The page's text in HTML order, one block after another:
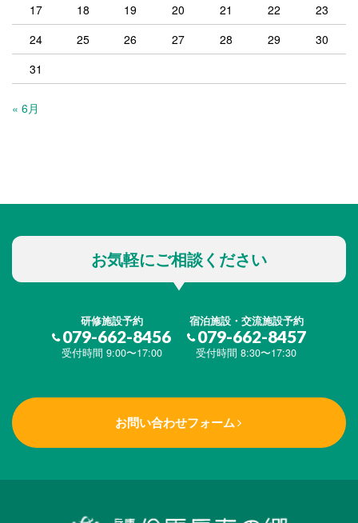
17
18 19 20 21 22
23
24
25 26 27 28 29
30
31
« 6月
お気軽にご相談ください
研修施設予約
079-662-8456
受付時間 9:00〜17:00
宿泊施設・交流施設予約
079-662-8457
受付時間 8:30〜17:30
お問い合わせフォーム